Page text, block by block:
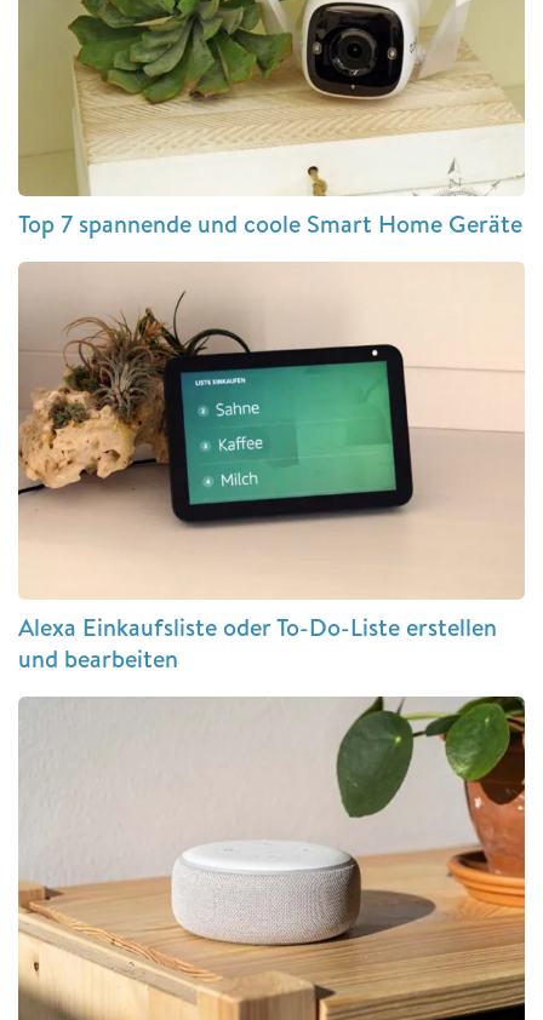
Top 7 spannende und coole Smart Home Geräte
Alexa Einkaufsliste oder To-Do-Liste erstellen
und bearbeiten